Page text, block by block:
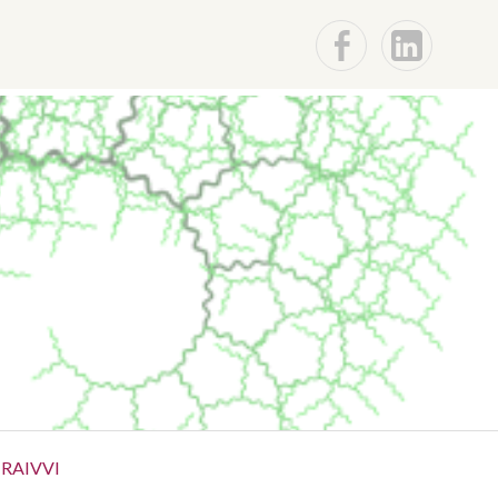
f Lin
RAIVVI